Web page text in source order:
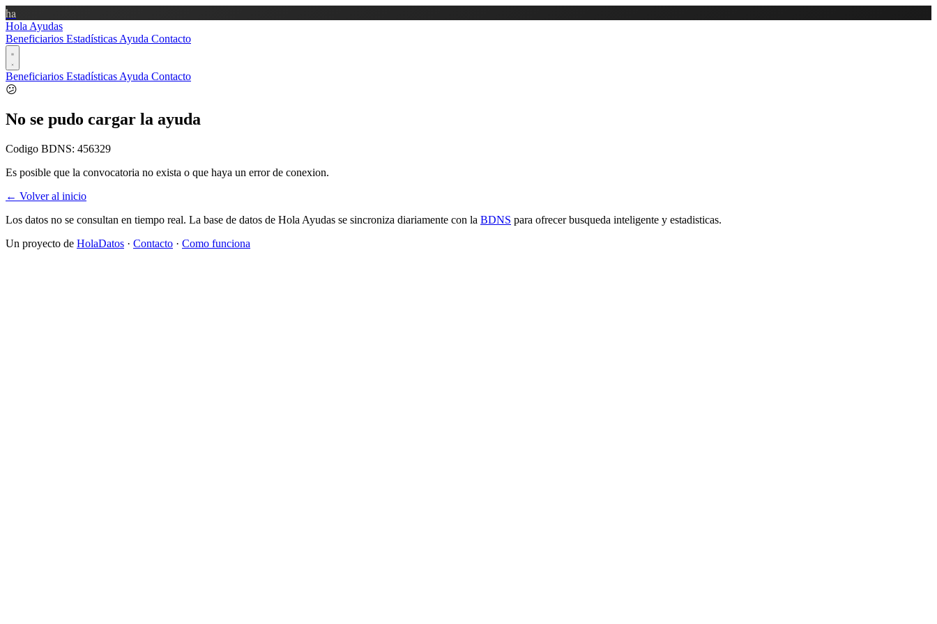
ha
Hola Ayudas
Beneficiarios Estadísticas Ayuda Contacto
Beneficiarios Estadísticas Ayuda Contacto
😕
No se pudo cargar la ayuda
Codigo BDNS: 456329
Es posible que la convocatoria no exista o que haya un error de conexion.
← Volver al inicio
Los datos no se consultan en tiempo real. La base de datos de Hola Ayudas se sincroniza diariamente con la BDNS para ofrecer busqueda inteligente y estadisticas.
Un proyecto de HolaDatos · Contacto · Como funciona